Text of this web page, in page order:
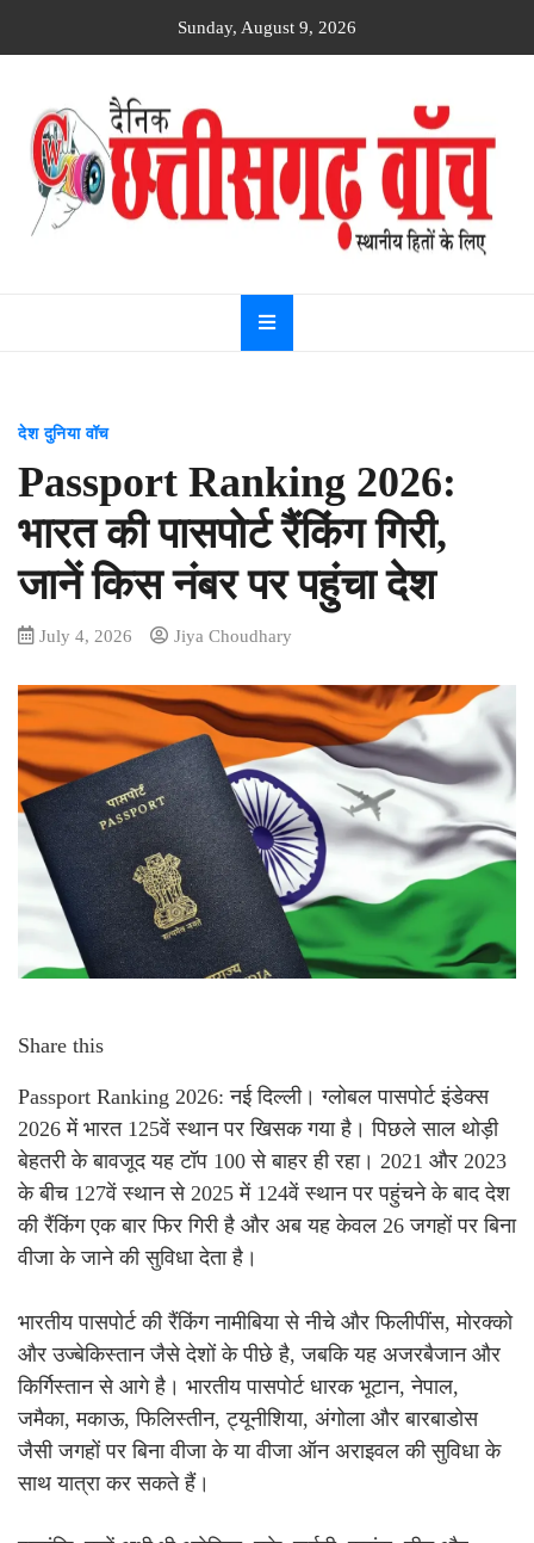
Sunday, August 9, 2026
Dainik
Chhattisgarh
देश दुनिया वॉच
Passport Ranking 2026:
भारत की पासपोर्ट रैंकिंग गिरी,
जानें किस नंबर पर पहुंचा देश
July 4, 2026 Jiya Choudhary
Share this
Passport Ranking 2026: नई दिल्ली। ग्लोबल पासपोर्ट इंडेक्स
2026 में भारत 125वें स्थान पर खिसक गया है। पिछले साल थोड़ी
बेहतरी के बावजूद यह टॉप 100 से बाहर ही रहा। 2021 और 2023
के बीच 127वें स्थान से 2025 में 124वें स्थान पर पहुंचने के बाद देश
की रैंकिंग एक बार फिर गिरी है और अब यह केवल 26 जगहों पर बिना
वीजा के जाने की सुविधा देता है।
भारतीय पासपोर्ट की रैंकिंग नामीबिया से नीचे और फिलीपींस, मोरक्को
और उज्बेकिस्तान जैसे देशों के पीछे है, जबकि यह अजरबैजान और
किर्गिस्तान से आगे है। भारतीय पासपोर्ट धारक भूटान, नेपाल,
जमैका, मकाऊ, फिलिस्तीन, ट्यूनीशिया, अंगोला और बारबाडोस
जैसी जगहों पर बिना वीजा के या वीजा ऑन अराइवल की सुविधा के
साथ यात्रा कर सकते हैं।